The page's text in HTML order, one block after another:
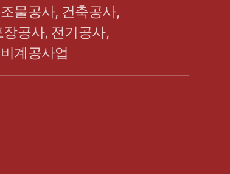
물공사, 건축공사,
공사, 전기공사,
계공사업